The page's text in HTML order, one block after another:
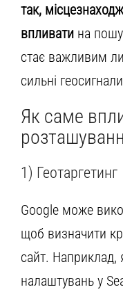
так,
впливати на
стає важливим
сильні
Як саме
1) Геотаргетинг
Google може
щоб визначити
сайт. Наприклад,
налаштувань у